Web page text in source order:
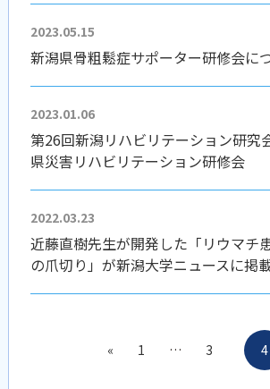
2023.05.15
新潟県骨粗鬆症サポーター研修会に
2023.01.06
第26回新潟リハビリテーション研究
県災害リハビリテーション研修会
2022.03.23
近藤直樹先生が開発した「リウマチ
の爪切り」が新潟大学ニュースに掲
« 1 … 3 4